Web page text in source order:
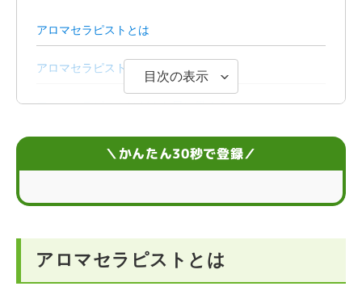
アロマセラピストとは
アロマセラピストの仕事内容
アロマセラピストはどんな風に働く？
アロマセラピストの仕事に活かせる資格
目次の表示
＼かんたん30秒で登録／
アロマセラピストとは